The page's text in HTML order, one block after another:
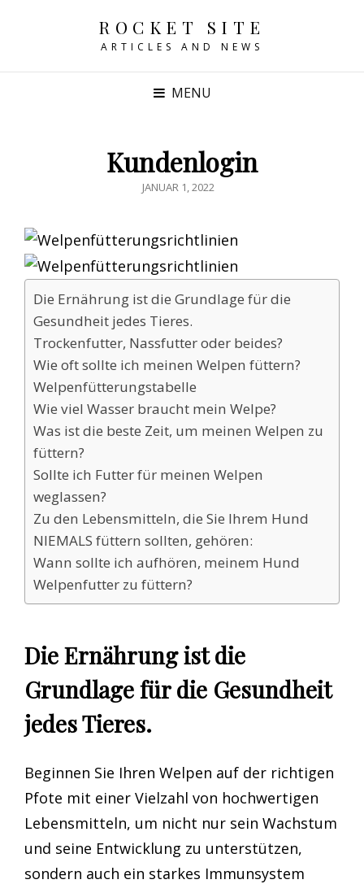
ROCKET SITE
ARTICLES AND NEWS
MENU
Kundenlogin
POSTED
JANUAR 1, 2022
Die Ernährung ist die Grundlage für die
Gesundheit jedes Tieres.
Trockenfutter, Nassfutter oder beides?
Wie oft sollte ich meinen Welpen füttern?
Welpenfütterungstabelle
Wie viel Wasser braucht mein Welpe?
Was ist die beste Zeit, um meinen Welpen zu
füttern?
Sollte ich Futter für meinen Welpen
weglassen?
Zu den Lebensmitteln, die Sie Ihrem Hund
NIEMALS füttern sollten, gehören:
Wann sollte ich aufhören, meinem Hund
Welpenfutter zu füttern?
Die Ernährung ist die
Grundlage für die Gesundheit
jedes Tieres.
Beginnen Sie Ihren Welpen auf der richtigen
Pfote mit einer Vielzahl von hochwertigen
Lebensmitteln, um nicht nur sein Wachstum
und seine Entwicklung zu unterstützen,
sondern auch ein starkes Immunsystem